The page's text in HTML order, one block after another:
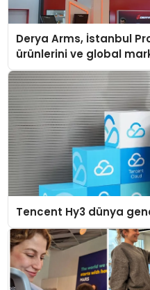
Derya Arms, İstanbul
ürünlerini ve global
Tencent Hy3 dünya